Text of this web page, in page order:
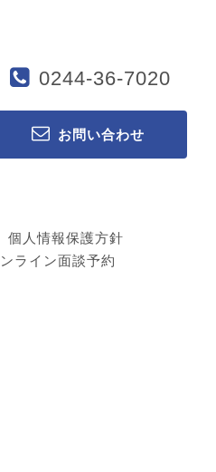
0244-36-7020
お問い合わせ
個人情報保護方針
ライン面談予約